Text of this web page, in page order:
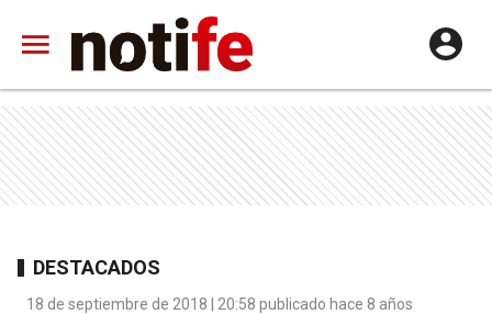
DESTACADOS
18 de septiembre de 2018 | 20:58 publicado hace 8 años